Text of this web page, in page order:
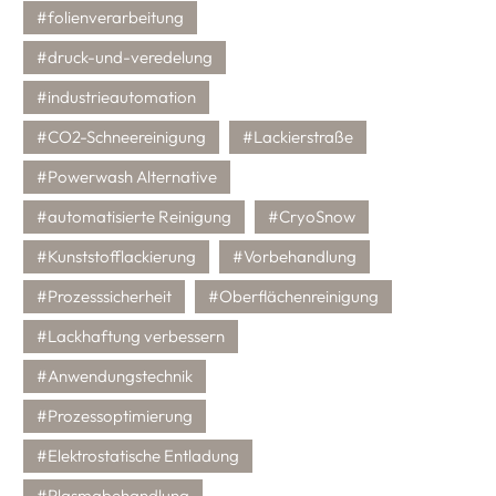
#folienverarbeitung
#druck-und-veredelung
#industrieautomation
#CO2-Schneereinigung
#Lackierstraße
#Powerwash Alternative
#automatisierte Reinigung
#CryoSnow
#Kunststofflackierung
#Vorbehandlung
#Prozesssicherheit
#Oberflächenreinigung
#Lackhaftung verbessern
#Anwendungstechnik
#Prozessoptimierung
#Elektrostatische Entladung